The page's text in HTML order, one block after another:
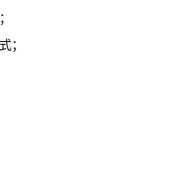
；